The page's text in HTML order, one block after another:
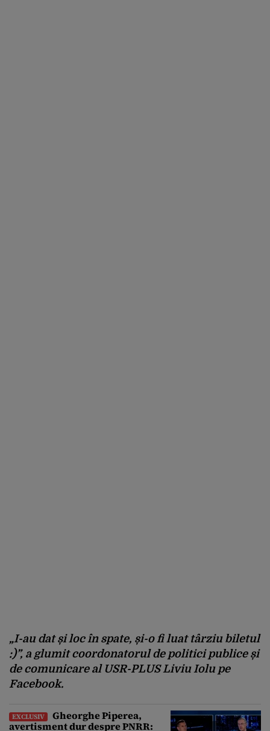
„I-au dat și loc în spate, și-o fi luat târziu biletul
:)”, a glumit coordonatorul de politici publice și
de comunicare al USR-PLUS Liviu Iolu pe
Facebook.
EXCLUSIV
Gheorghe Piperea,
avertisment dur despre PNRR: